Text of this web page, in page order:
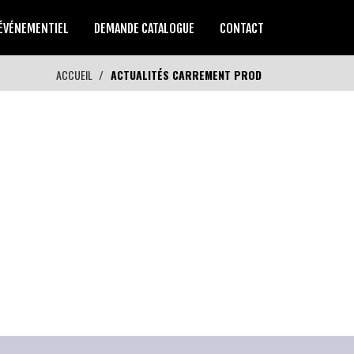
ÉVÉNEMENTIEL DEMANDE CATALOGUE CONTACT
ACCUEIL ACTUALITÉS CARREMENT PROD